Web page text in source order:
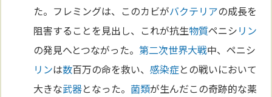
た。フレミングは、このカビがバクテリアの成長を
阻害することを見出し、これが抗生物質ペニシリン
の発見へとつながった。第二次世界大戦中、ペニシ
リンは数百万の命を救い、感染症との戦いにおいて
大きな武器となった。 菌類が生んだこの奇跡的な薬